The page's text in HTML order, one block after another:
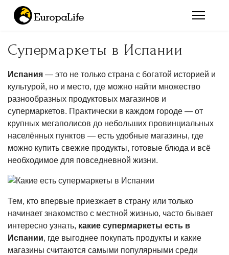
Супермаркеты в Испании
Испания — это не только страна с богатой историей и
культурой, но и место, где можно найти множество
разнообразных продуктовых магазинов и
супермаркетов. Практически в каждом городе — от
крупных мегаполисов до небольших провинциальных
населённых пунктов — есть удобные магазины, где
можно купить свежие продукты, готовые блюда и всё
необходимое для повседневной жизни.
Тем, кто впервые приезжает в страну или только
начинает знакомство с местной жизнью, часто бывает
интересно узнать, какие супермаркеты есть в
Испании, где выгоднее покупать продукты и какие
магазины считаются самыми популярными среди